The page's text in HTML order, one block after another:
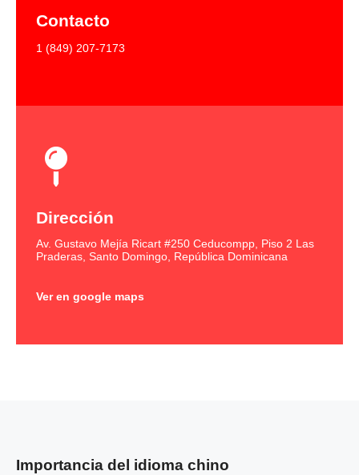
Contacto
1 (849) 207-7173
Dirección
Av. Gustavo Mejía Ricart #250 Ceducompp, Piso 2 Las
Praderas, Santo Domingo, República Dominicana
Ver en google maps
Importancia del idioma chino